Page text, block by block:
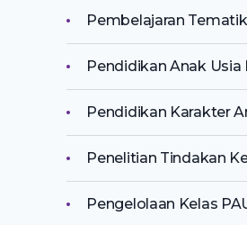
Pembelajaran
Pendidikan Anak Usia
Pendidikan Karakter
Penelitian Tindakan
Pengelolaan Kelas